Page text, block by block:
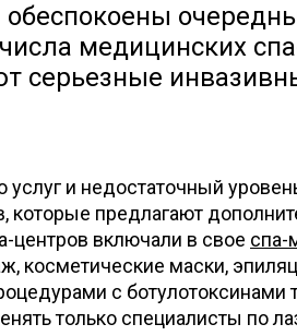
медицинских
серьезные
и недостаточный
которые предлагают
центров включали в свое
косметические маски,
с ботулотоксинами
только специалисты по